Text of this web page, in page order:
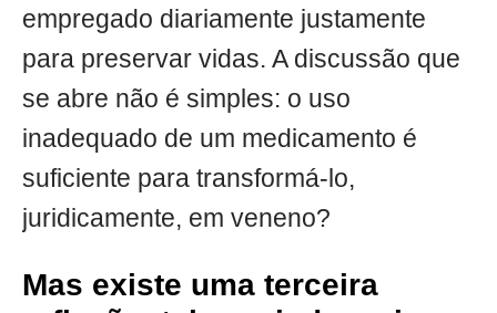
empregado diariamente justamente
para preservar vidas. A discussão que
se abre não é simples: o uso
inadequado de um medicamento é
suficiente para transformá-lo,
juridicamente, em veneno?
Mas existe uma terceira